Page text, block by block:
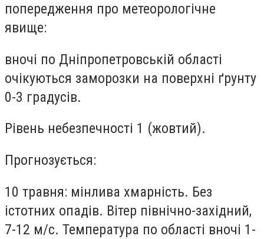
попередження про метеорологічне
явище:
вночі по Дніпропетровській області
очікуються заморозки на поверхні ґрунту
0-3 градусів.
Рівень небезпечності 1 (жовтий).
Прогнозується:
10 травня: мінлива хмарність. Без
істотних опадів. Вітер північно-західний,
7-12 м/с. Температура по області вночі 1-